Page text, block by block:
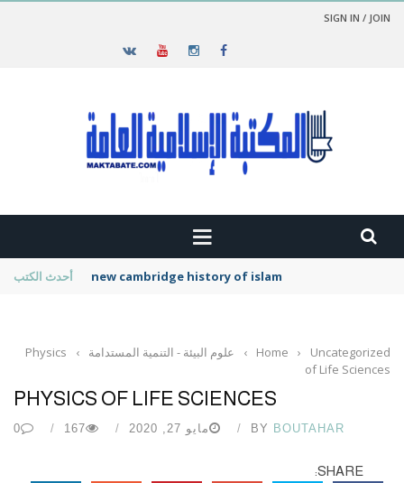
SIGN IN / JOIN
أحدث الكتب new cambridge history of islam
Home › Uncategorized
› علوم البيئة - التنمية المستدامة ›
Physics
of Life Sciences
PHYSICS OF LIFE SCIENCES
BY BOUTAHAR مايو 27, 2020 167
0
SHARE: